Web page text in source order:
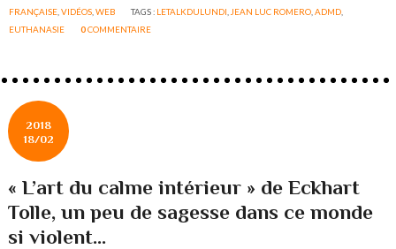
FRANÇAISE ,VIDÉOS ,WEB TAGS : LETALKDULUNDI JEAN LUC ROMERO ,ADMD
EUTHANASIE
0COMMENTAIRE
2018
18/02
« L’art du calme intérieur » de Eckhart
Tolle, un peu de sagesse dans ce monde
si violent...